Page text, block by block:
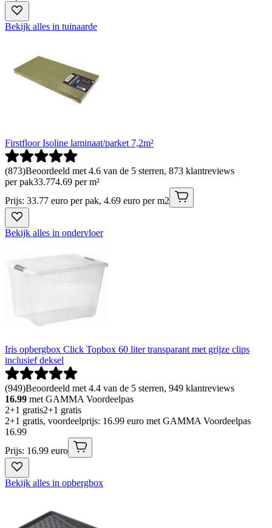
Bekijk alles in tuinaarde
Firstfloor Isoline laminaat/parket 7,2m²
(873)Beoordeeld met 4.6 van de 5 sterren, 873 klantreviews
per pak33.774.69 per m²
Prijs: 33.77 euro per pak, 4.69 euro per m2
Bekijk alles in ondervloer
Iris opbergbox Click Topbox 60 liter transparant met grijze clips
inclusief deksel
(949)Beoordeeld met 4.4 van de 5 sterren, 949 klantreviews
16.99 met GAMMA Voordeelpas
2+1 gratis2+1 gratis
2+1 gratis, voordeelprijs: 16.99 euro met GAMMA Voordeelpas
16.99
Prijs: 16.99 euro
Bekijk alles in opbergbox